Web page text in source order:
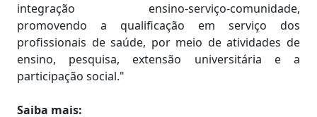
integração ensino-serviço-comunidade,
promovendo a qualificação em serviço dos
profissionais de saúde, por meio de atividades de
ensino, pesquisa, extensão universitária e a
participação social."
Saiba mais: